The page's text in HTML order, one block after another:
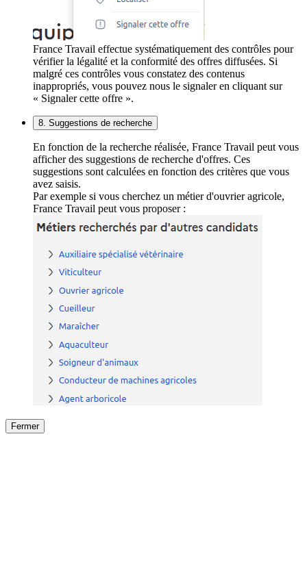
France Travail effectue systématiquement des contrôles pour
vérifier la légalité et la conformité des offres diffusées. Si
malgré ces contrôles vous constatez des contenus
inappropriés, vous pouvez nous le signaler en cliquant sur
« Signaler cette offre ».
8. Suggestions de recherche
En fonction de la recherche réalisée, France Travail peut vous
afficher des suggestions de recherche d'offres. Ces
suggestions sont calculées en fonction des critères que vous
avez saisis.
Par exemple si vous cherchez un métier d'ouvrier agricole,
France Travail peut vous proposer :
Fermer